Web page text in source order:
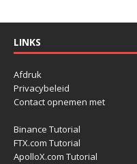
LINKS
Afdruk
Privacybeleid
Contact opnemen met
Binance Tutorial
FTX.com Tutorial
ApolloX.com Tutorial